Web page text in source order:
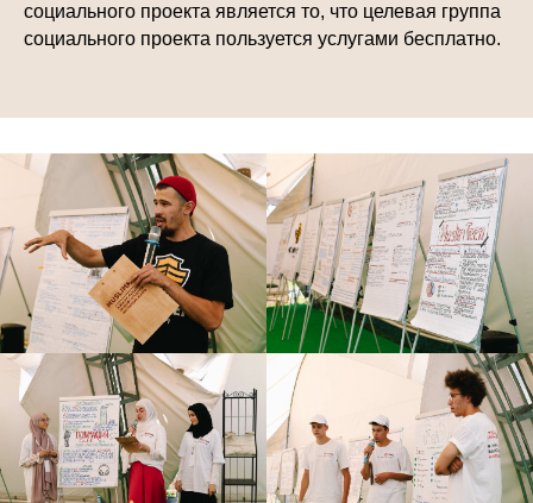
социального проекта является то, что целевая группа
социального проекта пользуется услугами бесплатно.